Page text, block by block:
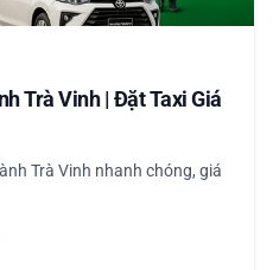
Trà Vinh | Đặt Taxi Giá
Trà Vinh nhanh chóng, giá